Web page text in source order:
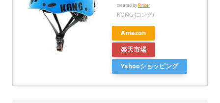
created by Rinker
KONG (コング)
Amazon
楽天市場
Yahooショッピング